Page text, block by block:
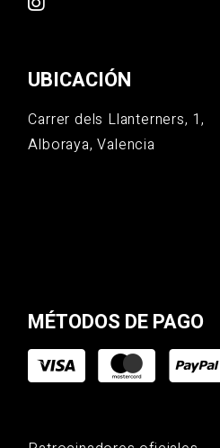
UBICACIÓN
Carrer dels Llanterners, 1,
Alboraya, Valencia
MÉTODOS DE PAGO